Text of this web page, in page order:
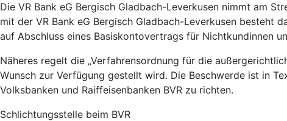
Die VR Bank eG Bergisch Gladbach-Leverkusen nimmt am
mit der VR Bank eG Bergisch Gladbach-Leverkusen besteht
auf Abschluss eines Basiskontovertrags für Nichtkundinnen
Näheres regelt die „Verfahrensordnung für die
Wunsch zur Verfügung gestellt wird. Die Beschwerde ist in
Volksbanken und Raiffeisenbanken BVR zu richten.
Schlichtungsstelle beim BVR